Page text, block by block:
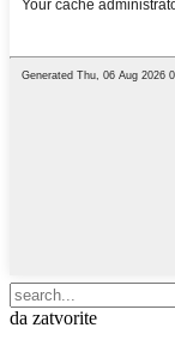
da zatvorite